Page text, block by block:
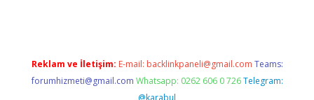
Reklam ve İletişim: E-mail: backlinkpaneli@gmail.com Teams:
forumhizmeti@gmail.com Whatsapp: 0262 606 0 726 Telegram:
@karabul